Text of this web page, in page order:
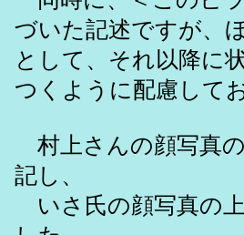
づいた記述ですが、
として、それ以降に
つくように配慮して
村上さんの顔写真
記し、
いさ氏の顔写真の